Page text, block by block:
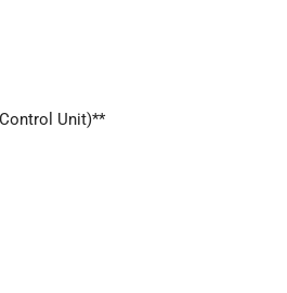
Unit)**